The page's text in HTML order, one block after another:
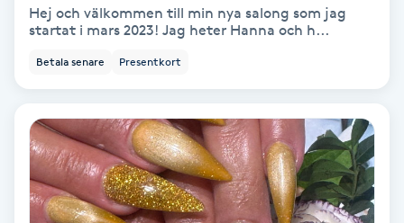
Tvätt & Fön
Vampyrbehandling
Vaxning
Hej och välkommen till min nya salong som jag
startat i mars 2023! Jag heter Hanna och h...
Betala senare Presentkort